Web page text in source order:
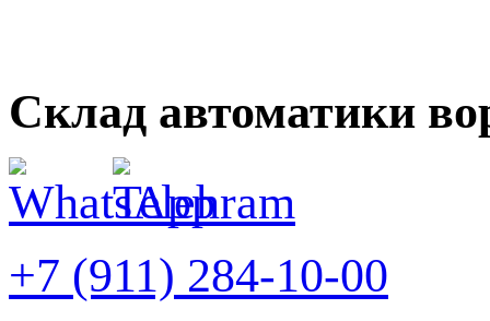
Склад автоматики
+7 (911) 284-10-00